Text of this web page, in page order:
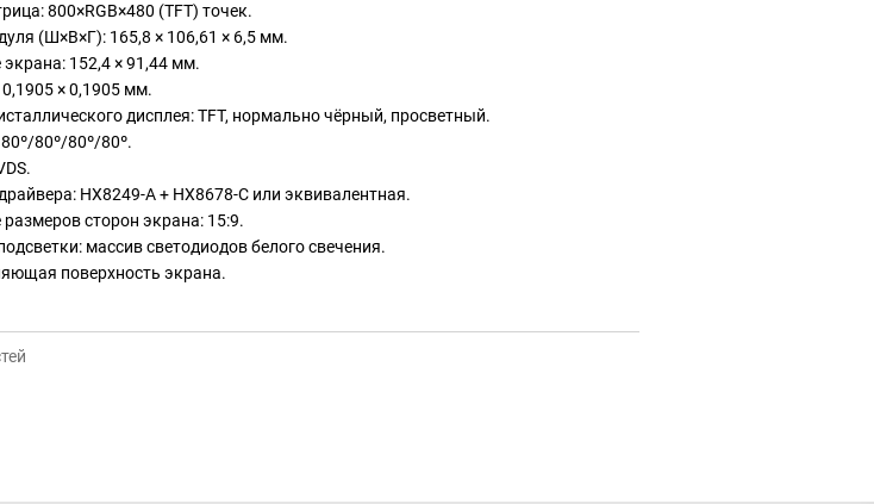
800×RGB×480 (TFT) точек.
(Ш×В×Г): 165,8 × 106,61 × 6,5 мм.
экрана: 152,4 × 91,44 мм.
× 0,1905 мм.
дисплея: TFT, нормально чёрный, просветный.
80º/80º/80º.
HX8249-A + HX8678-C или эквивалентная.
сторон экрана: 15:9.
массив светодиодов белого свечения.
поверхность экрана.